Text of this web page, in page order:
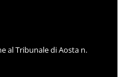
al Tribunale di Aosta n.